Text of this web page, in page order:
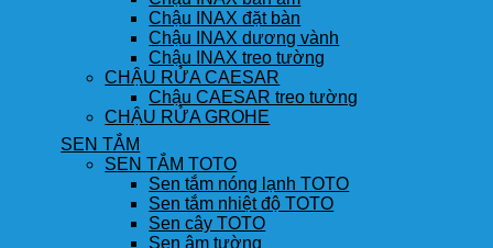
Chậu INAX đặt bàn
Chậu INAX dương vành
Chậu INAX treo tường
CHẬU RỬA CAESAR
Chậu CAESAR treo tường
CHẬU RỬA GROHE
SEN TẮM
SEN TẮM TOTO
Sen tắm nóng lạnh TOTO
Sen tắm nhiệt độ TOTO
Sen cây TOTO
Sen âm tường